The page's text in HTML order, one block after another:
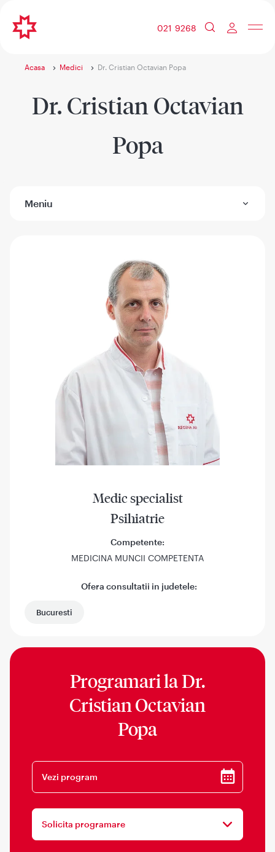
021 9268
Acasa Medici Dr. Cristian Octavian Popa
Dr. Cristian Octavian
Popa
Meniu
Medic specialist
Psihiatrie
Competente:
MEDICINA MUNCII COMPETENTA
Ofera consultatii in judetele:
Bucuresti
Programari laDr.
Cristian Octavian
Popa
Vezi program
Solicita programare